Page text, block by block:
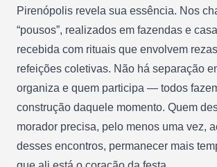
Pirenópolis revela sua essência. Nos
“pousos”, realizados em fazendas e
recebida com rituais que envolvem
refeições coletivas. Não há separação
organiza e quem participa — todos
construção daquele momento. Quem
morador precisa, pelo menos uma vez,
desses encontros, permanecer mais